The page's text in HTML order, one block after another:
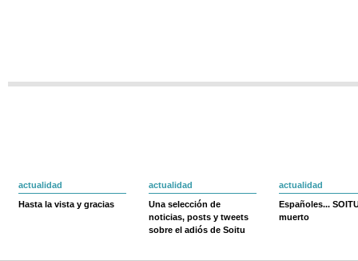
actualidad
Hasta la vista y gracias
actualidad
Una selección de
noticias, posts y tweets
sobre el adiós de Soitu
actualidad
Españoles...
muerto